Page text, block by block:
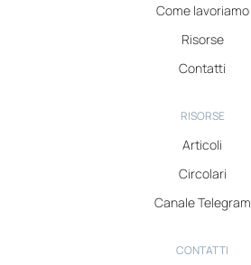
Come lavoriamo
Risorse
Contatti
RISORSE
Articoli
Circolari
Canale Telegram
CONTATTI